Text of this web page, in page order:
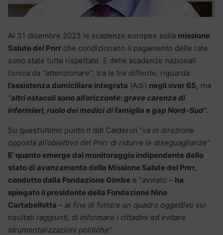
Al 31 dicembre 2023 le scadenze europee sulla missione
Salute del Pnrr che condizionano il pagamento delle rate
sono state tutte rispettate. E delle scadenze nazionali
l’unica da “attenzionare”, tra le tre differite, riguarda
l’assistenza domiciliare integrata (Adi) negli over 65, ma
“altri ostacoli sono all’orizzonte: grave carenza di
infermieri, ruolo dei medici di famiglia e gap Nord-Sud”.
Su quest’ultimo punto il ddl Calderoli “va in direzione
opposta all’obiettivo del Pnrr di ridurre le diseguaglianze”.
E’ quanto emerge dal monitoraggio indipendente dello
stato di avanzamento della Missione Salute del Pnrr,
condotto dalla Fondazione Gimbe e “avviato – ha
spiegato il presidente della Fondazione Nino
Cartabellotta – al fine di fornire un quadro oggettivo sui
risultati raggiunti, di informare i cittadini ed evitare
strumentalizzazioni politiche”.